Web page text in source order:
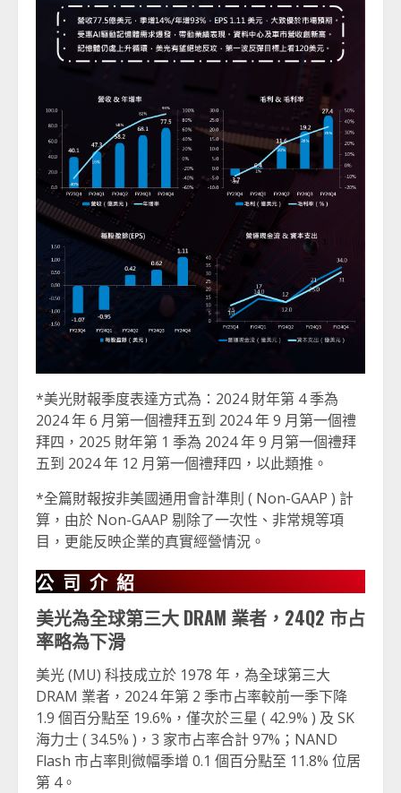
*美光財報季度表達方式為：2024 財年第 4 季為
2024 年 6 月第一個禮拜五到 2024 年 9 月第一個禮
拜四，2025 財年第 1 季為 2024 年 9 月第一個禮拜
五到 2024 年 12 月第一個禮拜四，以此類推。
*全篇財報按非美國通用會計準則 ( Non-GAAP ) 計
算，由於 Non-GAAP 剔除了一次性、非常規等項
目，更能反映企業的真實經營情況。
公司介紹
美光為全球第三大 DRAM 業者，24Q2 市占
率略為下滑
美光 (MU) 科技成立於 1978 年，為全球第三大
DRAM 業者，2024 年第 2 季市占率較前一季下降
1.9 個百分點至 19.6%，僅次於三星 ( 42.9% ) 及 SK
海力士 ( 34.5% )，3 家市占率合計 97%；NAND
Flash 市占率則微幅季增 0.1 個百分點至 11.8% 位居
第 4。